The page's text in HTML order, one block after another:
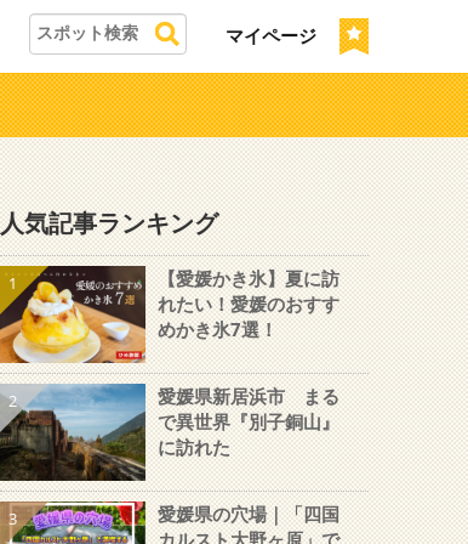
マイページ
人気記事ランキング
1
【愛媛かき氷】夏に訪
れたい！愛媛のおすす
めかき氷7選！
2
愛媛県新居浜市 まる
で異世界『別子銅山』
に訪れた
3
愛媛県の穴場｜「四国
カルスト大野ヶ原」で